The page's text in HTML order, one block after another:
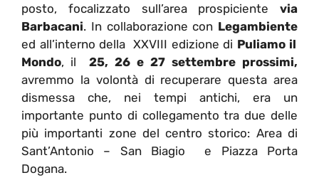
posto, focalizzato sull’area prospiciente via
Barbacani. In collaborazione con Legambiente
ed all’interno della XXVIII edizione di Puliamo il
Mondo, il 25, 26 e 27 settembre prossimi,
avremmo la volontà di recuperare questa area
dismessa che, nei tempi antichi, era un
importante punto di collegamento tra due delle
più importanti zone del centro storico: Area di
Sant’Antonio – San Biagio e Piazza Porta
Dogana.